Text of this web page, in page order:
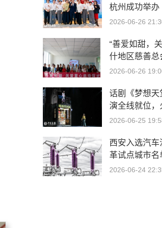
杭州成功举办
2026-06-26
“善爱如甜，
什地区慈善总
单位赴疏附县
2026-06-26
话剧《梦想天
演全线就位，
梦同行！
2026-06-25
西安入选汽
革试点城市名
2026-06-24